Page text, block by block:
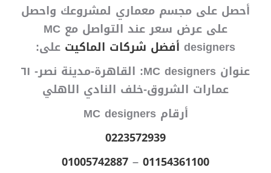
أحصل على مجسم معماري لمشروعك واحصل
على عرض سعر عند التواصل مع MC
designers أفضل شركات الماكيت على:
عنوان MC designers: القاهرة-مدينة نصر- ٦١
عمارات الشروق-خلف النادي الاهلي
أرقام MC designers
0223572939
01154361100
–
01005742887